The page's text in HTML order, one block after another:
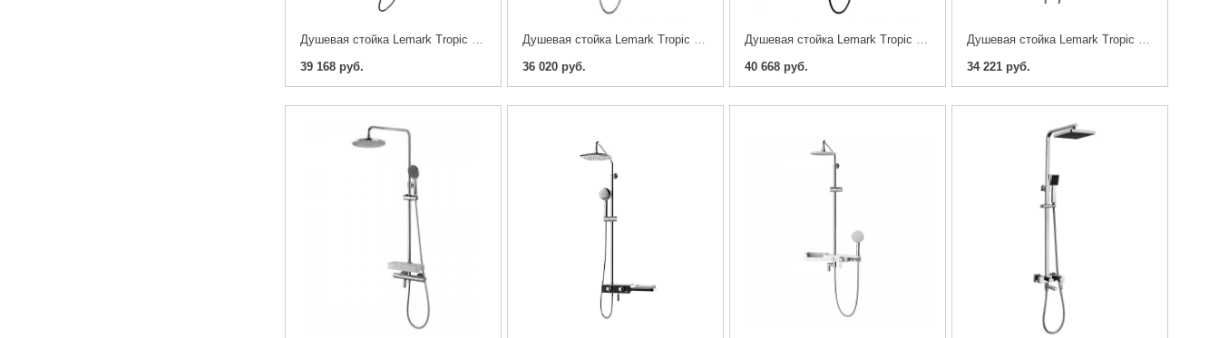
Душевая стойка Lemark Tropic LM7004CS
39 168 руб.
Душевая стойка Lemark Tropic LM7012C
36 020 руб.
Душевая стойка Lemark Tropic LM7012BL
40 668 руб.
Душевая стойка Lemark Tropic LM7002BL
34 221 руб.